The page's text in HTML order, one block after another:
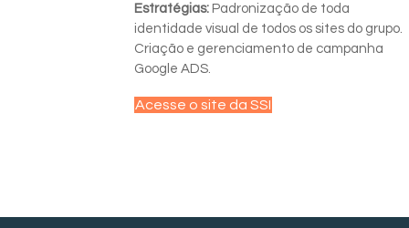
Estratégias: Padronização de toda
identidade visual de todos os sites do grupo.
Criação e gerenciamento de campanha
Google ADS.
Acesse o site da SSI